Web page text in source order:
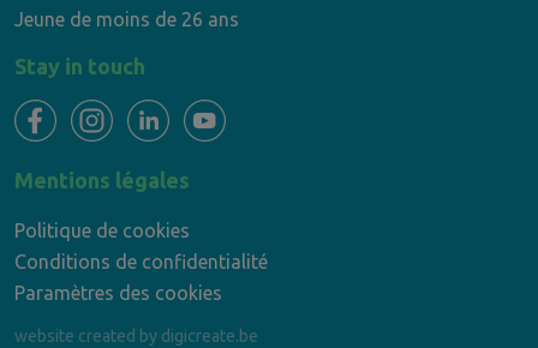
Jeune de moins de 26 ans
Stay in touch
Mentions légales
Politique de cookies
Conditions de confidentialité
Paramètres des cookies
website created by digicreate.be